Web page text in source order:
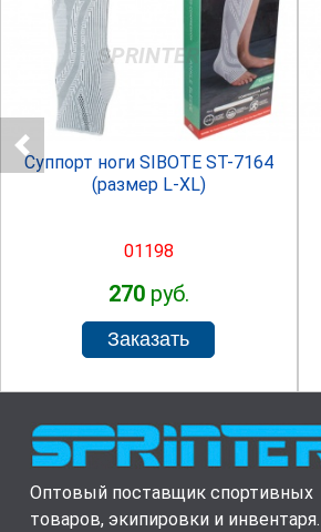
SPRINTER
Суппорт ноги SIBOTE ST-7164
(размер L-XL)
01198
270руб.
Оптовый поставщик спортивных
товаров, экипировки и инвентаря.